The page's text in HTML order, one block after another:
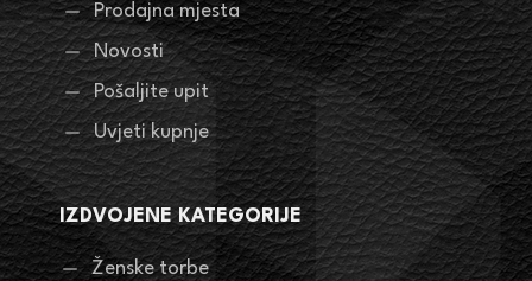
Prodajna mjesta
Novosti
Pošaljite upit
Uvjeti kupnje
IZDVOJENE KATEGORIJE
Ženske torbe